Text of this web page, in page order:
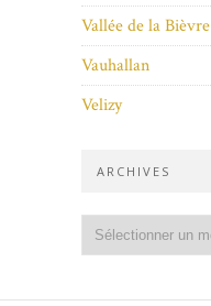
Vallée de la Bièvre
Vauhallan
Velizy
ARCHIVES